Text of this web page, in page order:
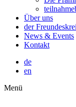
Über uns
der
News & Events
Kontakt
de
en
Menü